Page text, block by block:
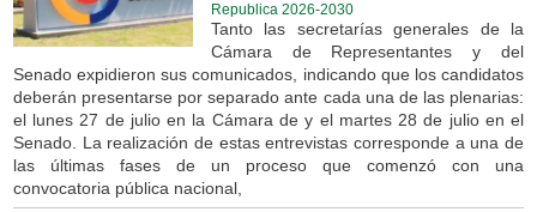
Republica 2026-2030
Tanto las secretarías generales de la
Cámara de Representantes y del
Senado expidieron sus comunicados, indicando que los candidatos
deberán presentarse por separado ante cada una de las plenarias:
el lunes 27 de julio en la Cámara de y el martes 28 de julio en el
Senado. La realización de estas entrevistas corresponde a una de
las últimas fases de un proceso que comenzó con una
convocatoria pública nacional,